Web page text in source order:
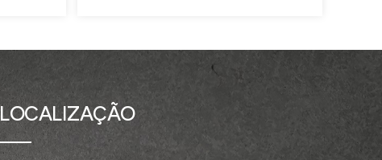
LOCALIZAÇÃO